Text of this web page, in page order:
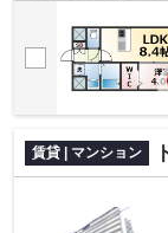
賃貸 | マンション